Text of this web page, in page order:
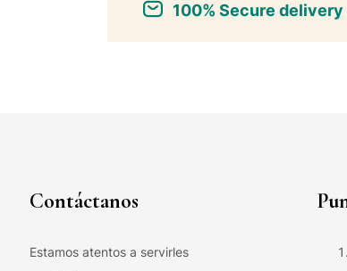
100% Secure delivery
Contáctanos
Estamos atentos a servirles